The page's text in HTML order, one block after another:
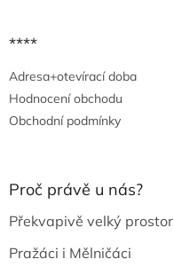
****
Adresa+otevírací doba
Hodnocení obchodu
Obchodní podmínky
Proč právě u nás?
Překvapivě velký prostor
Pražáci i Mělničáci